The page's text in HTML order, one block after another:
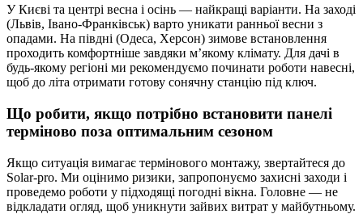
У Києві та центрі весна і осінь — найкращі варіанти. На заході
(Львів, Івано-Франківськ) варто уникати ранньої весни з
опадами. На півдні (Одеса, Херсон) зимове встановлення
проходить комфортніше завдяки м’якому клімату. Для дачі в
будь-якому регіоні ми рекомендуємо починати роботи навесні,
щоб до літа отримати готову сонячну станцію під ключ.
Що робити, якщо потрібно встановити панелі
терміново поза оптимальним сезоном
Якщо ситуація вимагає термінового монтажу, звертайтеся до
Solar-pro. Ми оцінимо ризики, запропонуємо захисні заходи і
проведемо роботи у підходящі погодні вікна. Головне — не
відкладати огляд, щоб уникнути зайвих витрат у майбутньому.